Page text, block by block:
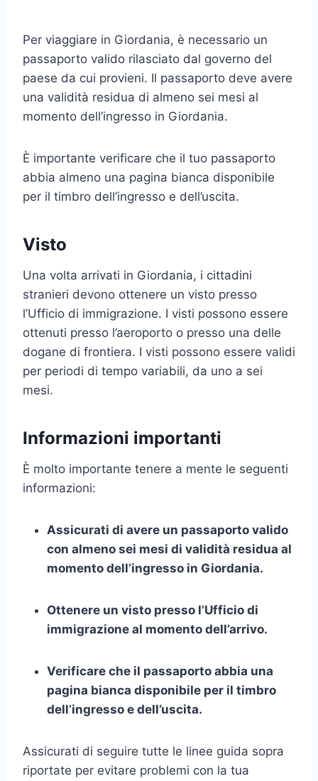
Per viaggiare in Giordania, è necessario un
passaporto valido rilasciato dal governo del
paese da cui provieni. Il passaporto deve avere
una validità residua di almeno sei mesi al
momento dell’ingresso in Giordania.
È importante verificare che il tuo passaporto
abbia almeno una pagina bianca disponibile
per il timbro dell’ingresso e dell’uscita.
Visto
Una volta arrivati in Giordania, i cittadini
stranieri devono ottenere un visto presso
l’Ufficio di immigrazione. I visti possono essere
ottenuti presso l’aeroporto o presso una delle
dogane di frontiera. I visti possono essere validi
per periodi di tempo variabili, da uno a sei
mesi.
Informazioni importanti
È molto importante tenere a mente le seguenti
informazioni:
Assicurati di avere un passaporto valido
con almeno sei mesi di validità residua al
momento dell’ingresso in Giordania.
Ottenere un visto presso l’Ufficio di
immigrazione al momento dell’arrivo.
Verificare che il passaporto abbia una
pagina bianca disponibile per il timbro
dell’ingresso e dell’uscita.
Assicurati di seguire tutte le linee guida sopra
riportate per evitare problemi con la tua